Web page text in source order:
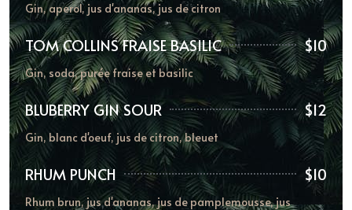
Gin, aperol, jus d'ananas, jus de citron
TOM COLLINS FRAISE BASILIC $10
Gin, soda, purée fraise et basilic
BLUBERRY GIN SOUR $12
Gin, blanc d'oeuf, jus de citron, bleuet
RHUM PUNCH $10
Rhum brun, jus d'ananas, jus de pamplemousse, jus